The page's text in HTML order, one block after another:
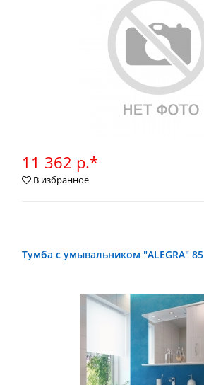
11 362 р.*
В избранное
Тумба с умывальником "ALEGRA" 85